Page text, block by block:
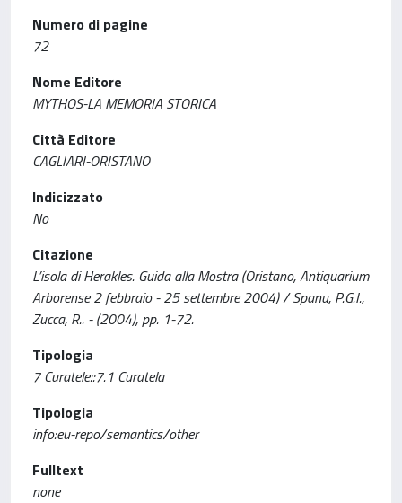
Numero di pagine
72
Nome Editore
MYTHOS-LA MEMORIA STORICA
Città Editore
CAGLIARI-ORISTANO
Indicizzato
No
Citazione
L’isola di Herakles. Guida alla Mostra (Oristano, Antiquarium
Arborense 2 febbraio - 25 settembre 2004) / Spanu, P.G.I.,
Zucca, R.. - (2004), pp. 1-72.
Tipologia
7 Curatele::7.1 Curatela
Tipologia
info:eu-repo/semantics/other
Fulltext
none